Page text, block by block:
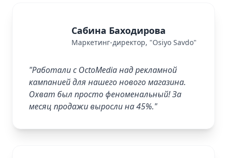
Сабина Баходирова
Маркетинг-директор, "Osiyo Savdo"
"Работали с OctoMedia над рекламной
кампанией для нашего нового магазина.
Охват был просто феноменальный! За
месяц продажи выросли на 45%."